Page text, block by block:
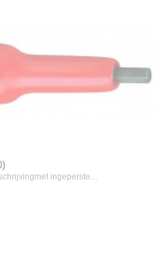
ingeperste…